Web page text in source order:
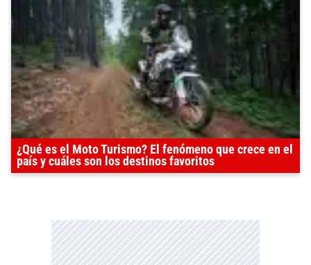
¿Qué es el Moto Turismo? El fenómeno que crece en el
país y cuáles son los destinos favoritos